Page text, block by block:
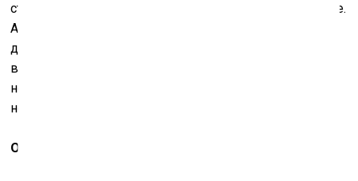
сторону: все в чёрном, смотрю в другую – то же самое.
А я одет в ярко-красное или светло-розовое, и я
думаю: «О! Цвет…» Потому что я люблю цвет, мне
всегда нравилось одеваться как на праздник. И ещё я
не состою ни в какой арт-группе как художник, у меня
нет своей галереи.
Однако у вас есть свой музей!